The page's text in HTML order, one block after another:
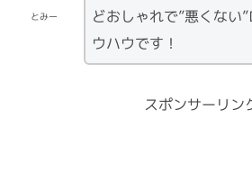
とみー
どおしゃれで”悪くない
ウハウです！
スポンサーリン